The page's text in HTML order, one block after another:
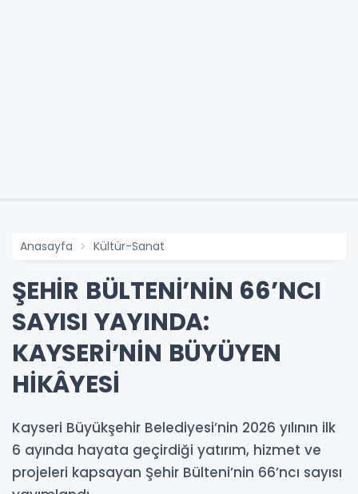
Anasayfa Kültür-Sanat
ŞEHİR BÜLTENİ’NİN 66’NCI
SAYISI YAYINDA:
KAYSERİ’NİN BÜYÜYEN
HİKÂYESİ
Kayseri Büyükşehir Belediyesi’nin 2026 yılının ilk
6 ayında hayata geçirdiği yatırım, hizmet ve
projeleri kapsayan Şehir Bülteni’nin 66’ncı sayısı